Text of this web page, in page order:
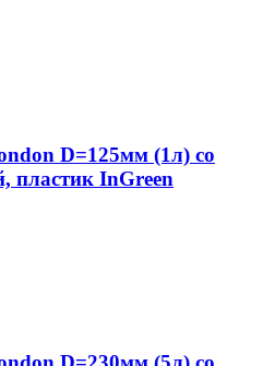
D=125мм (1л) со
пластик InGreen